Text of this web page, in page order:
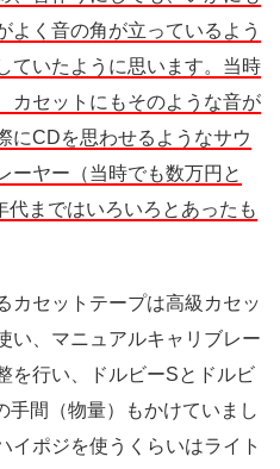
よく音の角が立っているよう
ていたように思います。当時
カセットにもそのような音が
にCDを思わせるようなサウ
ーヤー（当時でも数万円と
まではいろいろとあったも
カセットテープは高級カセッ
い、マニュアルキャリブレー
を行い、ドルビーSとドルビ
手間（物量）もかけていまし
イポジを使うくらいはライト